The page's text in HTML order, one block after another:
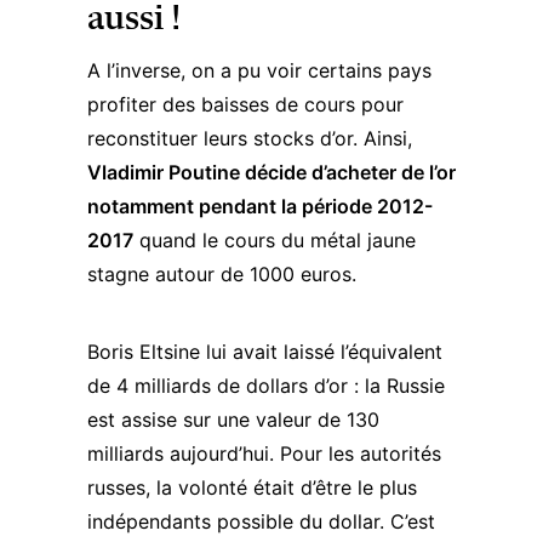
aussi !
A l’inverse, on a pu voir certains pays
profiter des baisses de cours pour
reconstituer leurs stocks d’or. Ainsi,
Vladimir Poutine décide d’acheter de l’or
notamment pendant la période 2012-
2017 quand le cours du métal jaune
stagne autour de 1000 euros.
Boris Eltsine lui avait laissé l’équivalent
de 4 milliards de dollars d’or : la Russie
est assise sur une valeur de 130
milliards aujourd’hui. Pour les autorités
russes, la volonté était d’être le plus
indépendants possible du dollar. C’est